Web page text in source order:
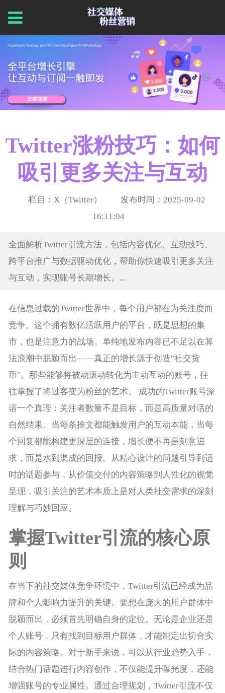
Twitter涨粉技巧：如何
吸引更多关注与互动
栏目：X（Twitter）
发布时间：2025-09-02
16:11:04
全面解析Twitter引流方法，包括内容优化、互动技巧、
跨平台推广与数据驱动优化，帮助你快速吸引更多关注
与互动，实现账号长期增长。...
在信息过载的Twitter世界中，每个用户都在为关注度而
竞争。这个拥有数亿活跃用户的平台，既是思想的集
市，也是注意力的战场。单纯地发布内容已不足以在算
法浪潮中脱颖而出——真正的增长源于创造"社交货
币"。那些能够将被动滚动转化为主动互动的账号，往
往掌握了将过客变为粉丝的艺术。 成功的Twitter账号深
谙一个真理：关注者数量不是目标，而是高质量对话的
自然结果。当每条推文都能触发用户的互动本能，当每
个回复都能构建更深层的连接，增长便不再是刻意追
求，而是水到渠成的回报。从精心设计的问题引导到适
时的话题参与，从价值交付的内容策略到人性化的视觉
呈现，吸引关注的艺术本质上是对人类社交需求的深刻
理解与巧妙回应。
掌握Twitter引流的核心原
则
在当下的社交媒体竞争环境中，Twitter引流已经成为品
牌和个人影响力提升的关键。要想在庞大的用户群体中
脱颖而出，必须首先明确自身的定位。无论是企业还是
个人账号，只有找到目标用户群体，才能制定出切合实
际的内容策略。对于新手来说，可以从行业趋势入手，
结合热门话题进行内容创作，不仅能提升曝光度，还能
增强账号的专业属性。通过合理规划，Twitter引流不仅